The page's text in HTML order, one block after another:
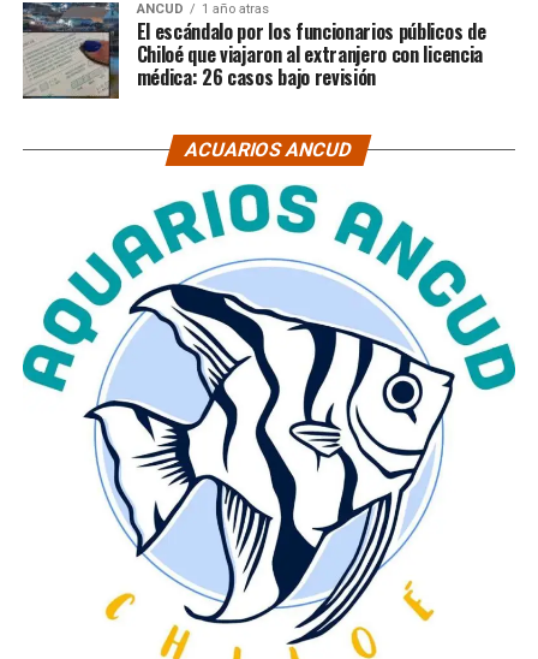
ANCUD 1 año atras
El escándalo por los funcionarios públicos de
Chiloé que viajaron al extranjero con licencia
médica: 26 casos bajo revisión
ACUARIOS ANCUD